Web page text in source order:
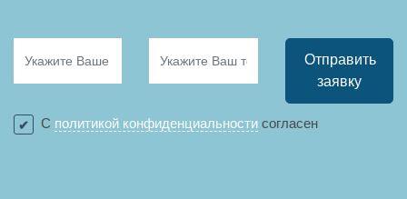
Отправить
заявку
С политикой конфиденциальности согласен